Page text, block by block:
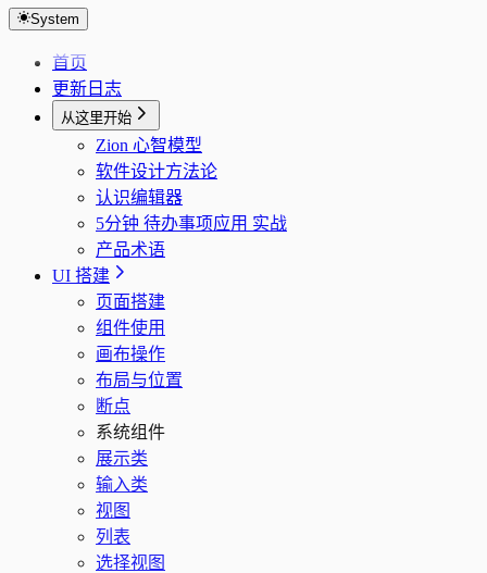
System
首页
更新日志
从这里开始
Zion 心智模型
软件设计方法论
认识编辑器
5分钟 待办事项应用 实战
产品术语
UI 搭建
页面搭建
组件使用
画布操作
布局与位置
断点
系统组件
展示类
输入类
视图
列表
选择视图